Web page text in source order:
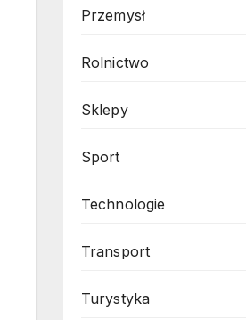
Przemysł
Rolnictwo
Sklepy
Sport
Technologie
Transport
Turystyka